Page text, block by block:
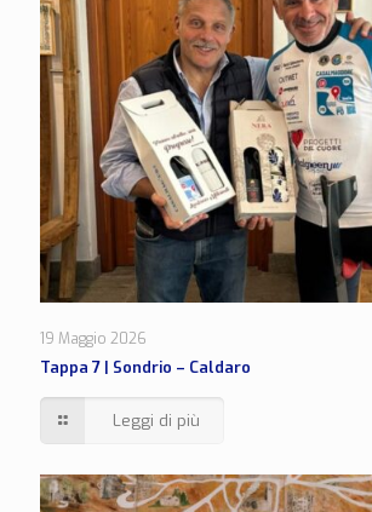
19 Maggio 2026
Tappa 7 | Sondrio – Caldaro
Leggi di più